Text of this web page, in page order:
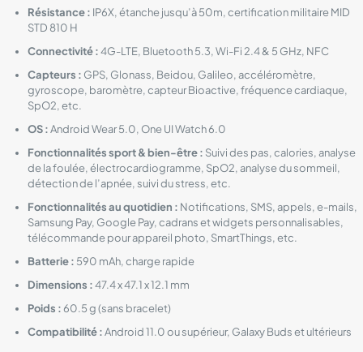
Résistance : IP6X, étanche jusqu’à 50m, certification militaire MID
STD 810 H
Connectivité :4G-LTE, Bluetooth 5.3, Wi-Fi 2.4 & 5 GHz, NFC
Capteurs : GPS, Glonass, Beidou, Galileo, accéléromètre,
gyroscope, baromètre, capteur Bioactive, fréquence cardiaque,
SpO2, etc.
OS :Android Wear 5.0, One UI Watch 6.0
Fonctionnalités sport & bien-être : Suivi des pas, calories, analyse
de la foulée, électrocardiogramme, SpO2, analyse du sommeil,
détection de l’apnée, suivi du stress, etc.
Fonctionnalités au quotidien : Notifications, SMS, appels, e-mails,
Samsung Pay, Google Pay, cadrans et widgets personnalisables,
télécommande pour appareil photo, SmartThings, etc.
Batterie : 590 mAh, charge rapide
Dimensions :47.4 x 47.1 x 12.1 mm
Poids : 60.5 g (sans bracelet)
Compatibilité :Android 11.0 ou supérieur, Galaxy Buds et ultérieurs